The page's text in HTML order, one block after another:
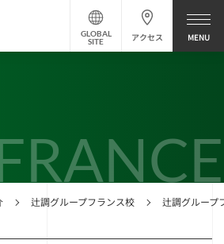
アクセス
GLOBAL
SITE
辻調グループフランス校 辻調グループ